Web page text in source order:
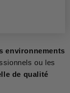
environnements
ou les
de qualité